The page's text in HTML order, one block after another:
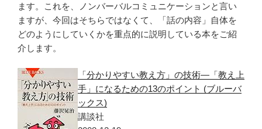
ます。これを、ノンバーバルコミュニケーションと言い
ますが、今回はそちらではなくて、「話の内容」自体を
どのようにしていくかを重点的に説明している本をご紹
介します。
「分かりやすい教え方」の技術―「教え上
手」になるための13のポイント (ブルーバ
ックス)
講談社